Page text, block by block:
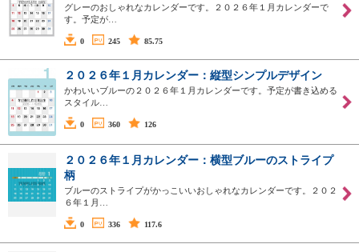
グレーのおしゃれなカレンダーです。２０２６年１月カレンダーで
す。予定が…
0 245 85.75
２０２６年１月カレンダー：縦型シンプルデザイン
かわいいブルーの２０２６年１月カレンダーです。予定が書き込める
スタイル…
0 360 126
２０２６年１月カレンダー：横型ブルーのストライプ
柄
ブルーのストライプがかっこいいおしゃれなカレンダーです。２０２
６年１月…
0 336 117.6